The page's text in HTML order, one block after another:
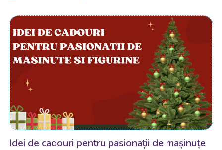
Idei de cadouri pentru pasionații de mașinuțe